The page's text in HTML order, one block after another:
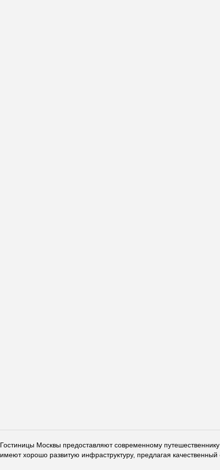
Гостиницы Москвы предоставляют современному
имеют хорошо развитую инфраструктуру, предлагая